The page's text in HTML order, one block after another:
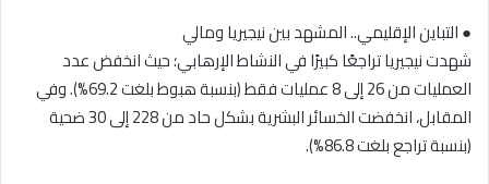
● التباين الإقليمي.. المشهد بين نيجيريا ومالي
شهدت نيجيريا تراجعًا كبيرًا في النشاط الإرهابي؛ حيث انخفض عدد
العمليات من 26 إلى 8 عمليات فقط (بنسبة هبوط بلغت 69.2%). وفي
المقابل، انخفضت الخسائر البشرية بشكل حاد من 228 إلى 30 ضحية
(بنسبة تراجع بلغت 86.8%).